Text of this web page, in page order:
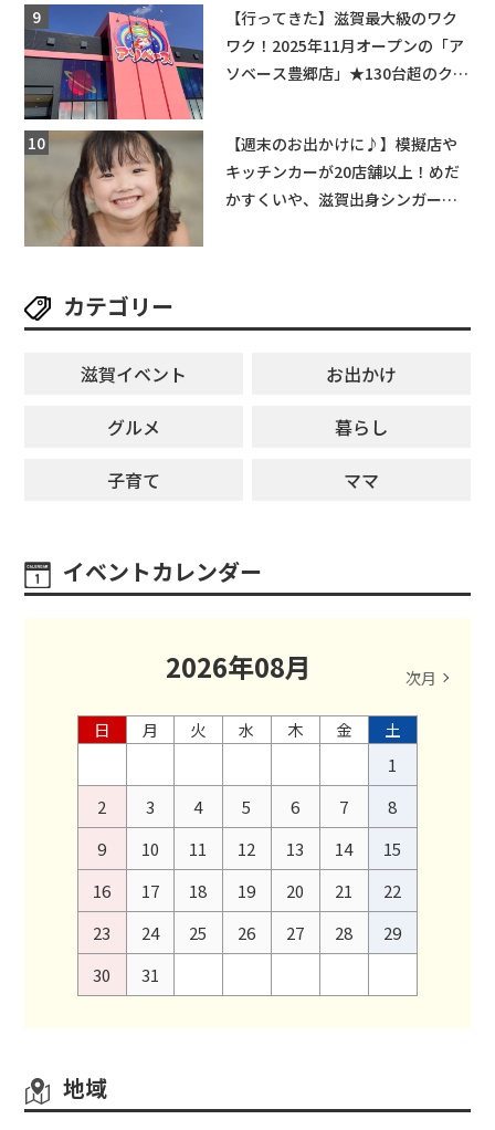
【行ってきた】滋賀最大級のワク
ワク！2025年11月オープンの「ア
ソベース豊郷店」★130台超のクレ
【週末のお出かけに♪】模擬店や
キッチンカーが20店舗以上！めだ
かすくいや、滋賀出身シンガーソ
カテゴリー
滋賀イベント
お出かけ
グルメ
暮らし
子育て
ママ
イベントカレンダー
2026年08月 次月
日 月 火 水 木 金
土
1
2
3 4 5 6 7
8
9
10 11 12 13 14
15
16
17 18 19 20 21
22
23
24 25 26 27 28
29
30
31
地域